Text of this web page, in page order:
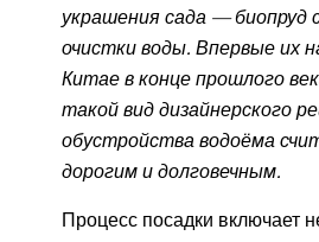
украшения сада — биопруд
очистки воды. Впервые их
Китае в конце прошлого
такой вид дизайнерского
обустройства водоёма
дорогим и долговечным.
Процесс посадки включает